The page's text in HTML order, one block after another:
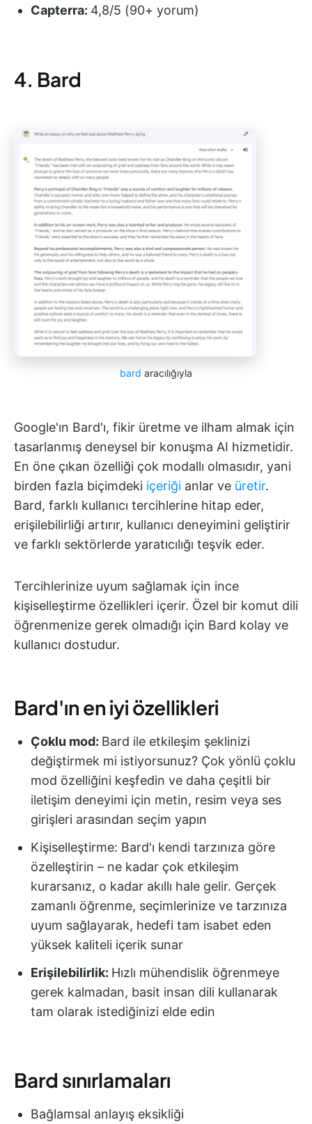
Capterra: 4,8/5 (90+ yorum)
4. Bard
bard aracılığıyla
Google'ın Bard'ı, fikir üretme ve ilham almak için
tasarlanmış deneysel bir konuşma AI hizmetidir.
En öne çıkan özelliği çok modallı olmasıdır, yani
birden fazla biçimdeki içeriği anlar ve üretir.
Bard, farklı kullanıcı tercihlerine hitap eder,
erişilebilirliği artırır, kullanıcı deneyimini geliştirir
ve farklı sektörlerde yaratıcılığı teşvik eder.
Tercihlerinize uyum sağlamak için ince
kişiselleştirme özellikleri içerir. Özel bir komut dili
öğrenmenize gerek olmadığı için Bard kolay ve
kullanıcı dostudur.
Bard'ın en iyi özellikleri
Çoklu mod: Bard ile etkileşim şeklinizi
değiştirmek mi istiyorsunuz? Çok yönlü çoklu
mod özelliğini keşfedin ve daha çeşitli bir
iletişim deneyimi için metin, resim veya ses
girişleri arasından seçim yapın
Kişiselleştirme: Bard'ı kendi tarzınıza göre
özelleştirin – ne kadar çok etkileşim
kurarsanız, o kadar akıllı hale gelir. Gerçek
zamanlı öğrenme, seçimlerinize ve tarzınıza
uyum sağlayarak, hedefi tam isabet eden
yüksek kaliteli içerik sunar
Erişilebilirlik: Hızlı mühendislik öğrenmeye
gerek kalmadan, basit insan dili kullanarak
tam olarak istediğinizi elde edin
Bard sınırlamaları
Bağlamsal anlayış eksikliği